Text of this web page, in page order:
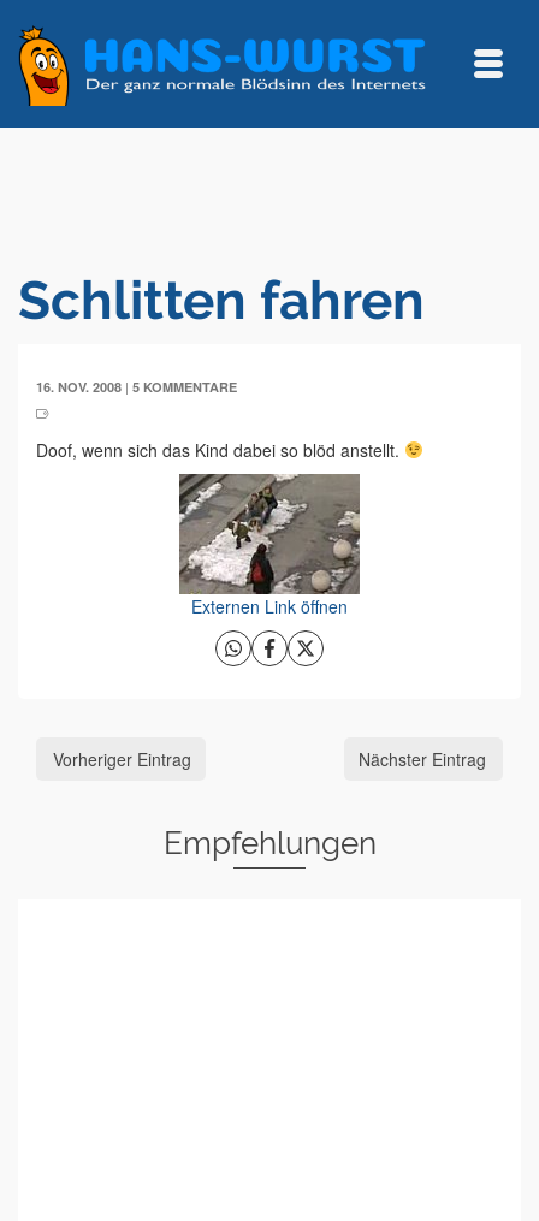
Schlitten fahren
16. NOV. 2008 | 5 KOMMENTARE
Doof, wenn sich das Kind dabei so blöd anstellt.
Externen Link öffnen
Vorheriger Eintrag Nächster Eintrag
Empfehlungen